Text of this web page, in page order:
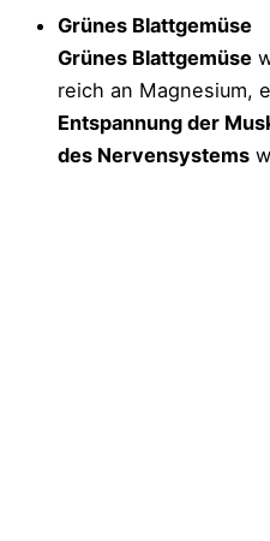
Grünes Blattgemüse
Grünes Blattgemüse
reich an Magnesium,
Entspannung der
des Nervensystems